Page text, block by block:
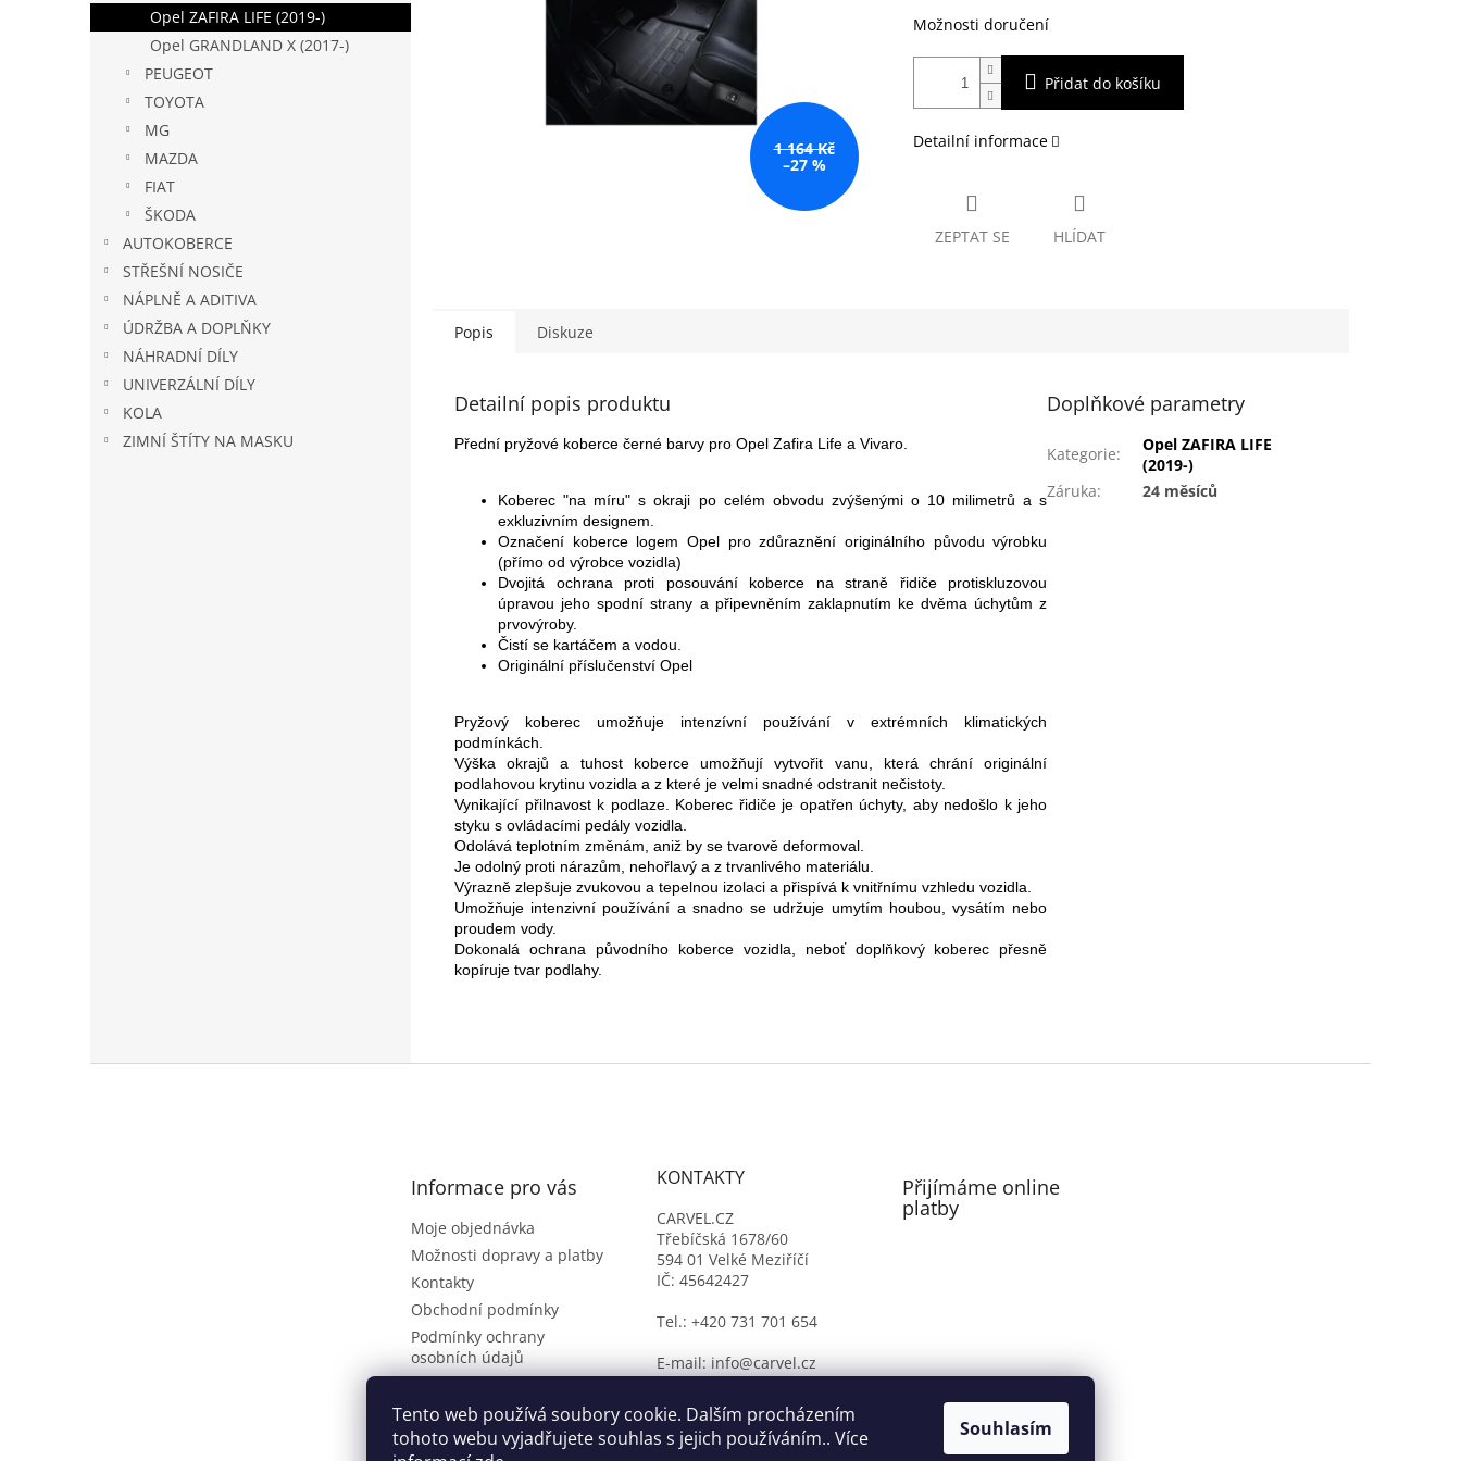
Tento web používá soubory cookie. Dalším procházením
tohoto webu vyjadřujete souhlas s jejich používáním.. Více
Souhlasím
e
Opel ZAFIRA LIFE (2019-)
Opel GRANDLAND X (2017-)
PEUGEOT
TOYOTA
MG
MAZDA
FIAT
ŠKODA
AUTOKOBERCE
STŘEŠNÍ NOSIČE
NÁPLNĚ A ADITIVA
ÚDRŽBA A DOPLŇKY
NÁHRADNÍ DÍLY
UNIVERZÁLNÍ DÍLY
KOLA
ZIMNÍ ŠTÍTY NA MASKU
1 164 Kč
–27 %
Možnosti doručení
Přidat do košíku
Detailní informace
ZEPTAT SE HLÍDAT
Popis Diskuze
Detailní popis produktu
Přední pryžové koberce černé barvy pro Opel Zafira Life a Vivaro.
Koberec "na míru" s okraji po celém obvodu zvýšenými o 10 milimetrů a s
exkluzivním designem.
Označení koberce logem Opel pro zdůraznění originálního původu výrobku
(přímo od výrobce vozidla)
Dvojitá ochrana proti posouvání koberce na straně řidiče protiskluzovou
úpravou jeho spodní strany a připevněním zaklapnutím ke dvěma úchytům z
prvovýroby.
Čistí se kartáčem a vodou.
Originální příslučenství Opel
Pryžový koberec umožňuje intenzívní používání v extrémních klimatických
podmínkách.
Výška okrajů a tuhost koberce umožňují vytvořit vanu, která chrání originální
podlahovou krytinu vozidla a z které je velmi snadné odstranit nečistoty.
Vynikající přilnavost k podlaze. Koberec řidiče je opatřen úchyty, aby nedošlo k jeho
styku s ovládacími pedály vozidla.
Odolává teplotním změnám, aniž by se tvarově deformoval.
Je odolný proti nárazům, nehořlavý a z trvanlivého materiálu.
Výrazně zlepšuje zvukovou a tepelnou izolaci a přispívá k vnitřnímu vzhledu vozidla.
Umožňuje intenzivní používání a snadno se udržuje umytím houbou, vysátím nebo
proudem vody.
Dokonalá ochrana původního koberce vozidla, neboť doplňkový koberec přesně
kopíruje tvar podlahy.
Doplňkové parametry
Kategorie:
Opel ZAFIRA LIFE
(2019-)
Záruka: 24 měsíců
Informace pro vás
Moje objednávka
Možnosti dopravy a platby
Kontakty
Obchodní podmínky
Podmínky ochrany
osobních údajů
Vrácení zboží
ČLÁNKY
KONTAKTY
CARVEL.CZ
Třebíčská 1678/60
594 01 Velké Meziříčí
IČ: 45642427
Tel.: +420 731 701 654
E-mail: info@carvel.cz
Přijímáme online
platby